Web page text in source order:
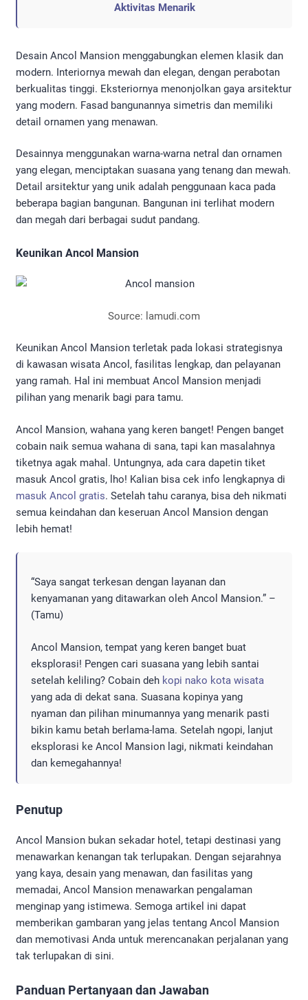
Aktivitas Menarik
Desain Ancol Mansion menggabungkan elemen klasik dan
modern. Interiornya mewah dan elegan, dengan perabotan
berkualitas tinggi. Eksteriornya menonjolkan gaya arsitektur
yang modern. Fasad bangunannya simetris dan memiliki
detail ornamen yang menawan.
Desainnya menggunakan warna-warna netral dan ornamen
yang elegan, menciptakan suasana yang tenang dan mewah.
Detail arsitektur yang unik adalah penggunaan kaca pada
beberapa bagian bangunan. Bangunan ini terlihat modern
dan megah dari berbagai sudut pandang.
Keunikan Ancol Mansion
Source: lamudi.com
Keunikan Ancol Mansion terletak pada lokasi strategisnya
di kawasan wisata Ancol, fasilitas lengkap, dan pelayanan
yang ramah. Hal ini membuat Ancol Mansion menjadi
pilihan yang menarik bagi para tamu.
Ancol Mansion, wahana yang keren banget! Pengen banget
cobain naik semua wahana di sana, tapi kan masalahnya
tiketnya agak mahal. Untungnya, ada cara dapetin tiket
masuk Ancol gratis, lho! Kalian bisa cek info lengkapnya di
masuk Ancol gratis. Setelah tahu caranya, bisa deh nikmati
semua keindahan dan keseruan Ancol Mansion dengan
lebih hemat!
“Saya sangat terkesan dengan layanan dan
kenyamanan yang ditawarkan oleh Ancol Mansion.” –
(Tamu)
Ancol Mansion, tempat yang keren banget buat
eksplorasi! Pengen cari suasana yang lebih santai
setelah keliling? Cobain deh kopi nako kota wisata
yang ada di dekat sana. Suasana kopinya yang
nyaman dan pilihan minumannya yang menarik pasti
bikin kamu betah berlama-lama. Setelah ngopi, lanjut
eksplorasi ke Ancol Mansion lagi, nikmati keindahan
dan kemegahannya!
Penutup
Ancol Mansion bukan sekadar hotel, tetapi destinasi yang
menawarkan kenangan tak terlupakan. Dengan sejarahnya
yang kaya, desain yang menawan, dan fasilitas yang
memadai, Ancol Mansion menawarkan pengalaman
menginap yang istimewa. Semoga artikel ini dapat
memberikan gambaran yang jelas tentang Ancol Mansion
dan memotivasi Anda untuk merencanakan perjalanan yang
tak terlupakan di sini.
Panduan Pertanyaan dan Jawaban